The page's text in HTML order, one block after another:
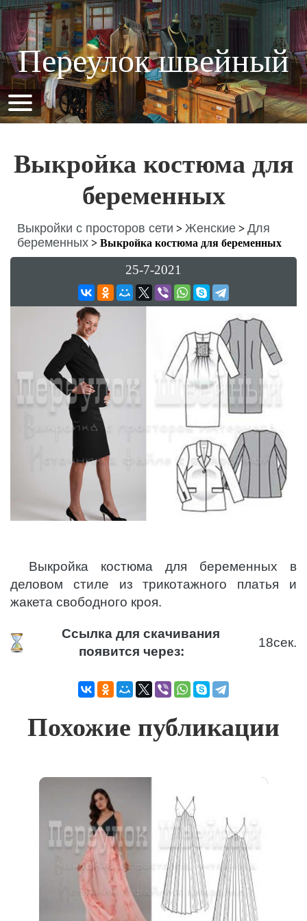
Переулок швейный
Выкройка костюма для
беременных
Выкройки с просторов сети > Женские > Для
беременных > Выкройка костюма для беременных
25-7-2021
Выкройка костюма для беременных в
деловом стиле из трикотажного платья и
жакета свободного кроя.
Ссылка для скачивания
появится через:
17сек.
Похожие публикации